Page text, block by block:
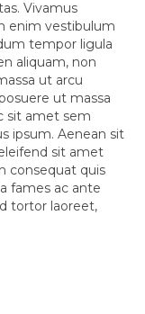
Vivamus
enim vestibulum
tempor ligula
aliquam, non
ut arcu
ut massa
sit amet sem
ipsum. Aenean sit
sit amet
consequat quis
fames ac ante
tortor laoreet,